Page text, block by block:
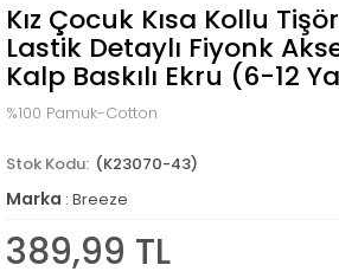
Kız Çocuk Kısa Kollu
Lastik Detaylı Fiyonk
Kalp Baskılı Ekru (6-12
%100 Pamuk-Cotton
(K23070-43)
Marka : Breeze
389,99 TL